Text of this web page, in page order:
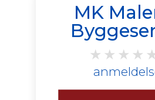
MK
★ ★ ★ ★